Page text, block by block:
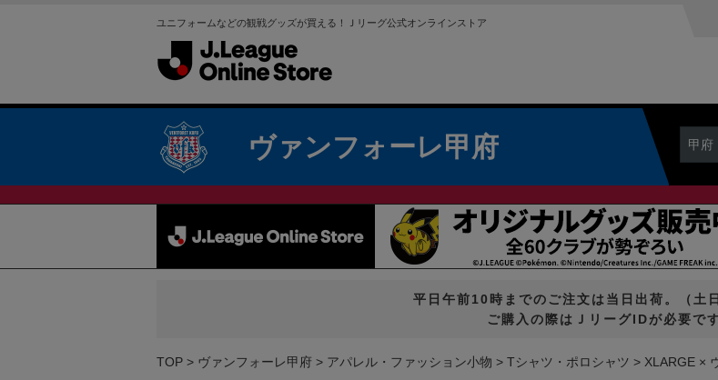
ユニフォームなどの観戦グッズが買える！Ｊリーグ公式オンラインストア
ヴァンフォーレ甲府 甲府
平日午前10時までのご注文は当日出荷。（土
ご購入の際はＪリーグIDが必要です
TOP ヴァンフォーレ甲府 アパレル・ファッション小物 Tシャツ・ポロシャツ XLARGE ×